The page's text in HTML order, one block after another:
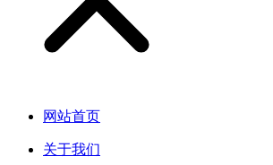
网站首页
关于我们